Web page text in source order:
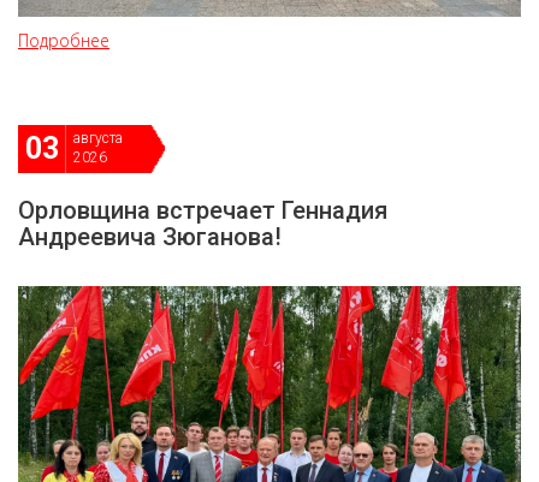
Подробнее
03
августа
2026
Орловщина встречает Геннадия
Андреевича Зюганова!